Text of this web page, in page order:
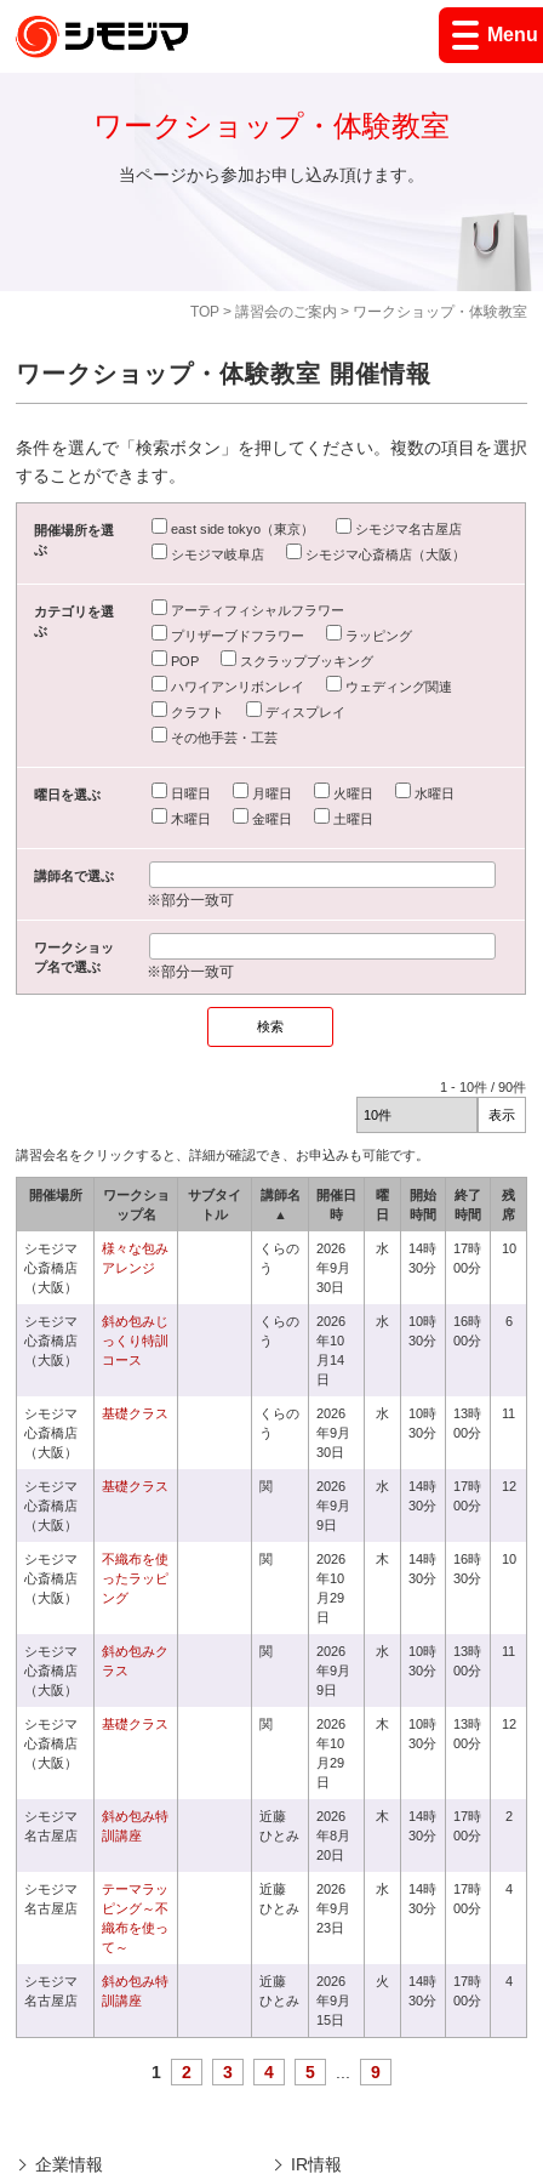
Menu
TOP> 講習会のご案内 > ワークショップ・体験教室
ワークショップ・体験教室
当ページから参加お申し込み頂けます。
ワークショップ・体験教室 開催情報
条件を選んで「検索ボタン」を押してください。複数の項目を選択
することができます。
開催場所を選
ぶ
east side tokyo（東京）
シモジマ名古屋店
シモジマ岐阜店
シモジマ心斎橋店（大阪）
カテゴリを選
ぶ
アーティフィシャルフラワー
プリザーブドフラワー
ラッピング
POP
スクラップブッキング
ハワイアンリボンレイ
ウェディング関連
クラフト
ディスプレイ
その他手芸・工芸
曜日を選ぶ 日曜日 月曜日 火曜日
水曜日
木曜日
金曜日 土曜日
講師名で選ぶ
※部分一致可
ワークショッ
プ名で選ぶ
※部分一致可
1 - 10件 /90件
講習会名をクリックすると、詳細が確認でき、お申込みも可能です。
開催場所
ワークショ
ップ名
サブタイ
トル
講師名
▲
開催日
時
曜
日
開始
時間
終了
時間
残
席
シモジマ
心斎橋店
（大阪）
様々な包み
アレンジ
くらの
う
2026
年9月
30日
水
14時
30分
17時
00分
10
シモジマ
心斎橋店
（大阪）
斜め包みじ
っくり特訓
コース
くらの
う
2026
年10
月14
日
水
10時
30分
16時
00分
6
シモジマ
心斎橋店
（大阪）
基礎クラス
くらの
う
2026
年9月
30日
水
10時
30分
13時
00分
11
シモジマ
心斎橋店
（大阪）
基礎クラス 関
2026
年9月
9日
水
14時
30分
17時
00分
12
シモジマ
心斎橋店
（大阪）
不織布を使
ったラッピ
ング
関
2026
年10
月29
日
木
14時
30分
16時
30分
10
シモジマ
心斎橋店
（大阪）
斜め包みク
ラス
関
2026
年9月
9日
水
10時
30分
13時
00分
11
シモジマ
心斎橋店
（大阪）
基礎クラス 関
2026
年10
月29
日
木
10時
30分
13時
00分
12
シモジマ
名古屋店
斜め包み特
訓講座
近藤
ひとみ
2026
年8月
20日
木
14時
30分
17時
00分
2
シモジマ
名古屋店
テーマラッ
ピング～不
織布を使っ
て～
近藤
ひとみ
2026
年9月
23日
水
14時
30分
17時
00分
4
シモジマ
名古屋店
斜め包み特
訓講座
近藤
ひとみ
2026
年9月
15日
火
14時
30分
17時
00分
4
1 2 3 4 5 9
企業情報 IR情報